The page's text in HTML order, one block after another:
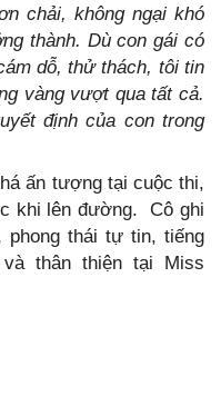
chải, không ngại khó
thành. Dù con gái có
dỗ, thử thách, tôi tin
vàng vượt qua tất cả.
định của con trong
ấn tượng tại cuộc thi,
khi lên đường. Cô ghi
phong thái tự tin, tiếng
thân thiện tại Miss